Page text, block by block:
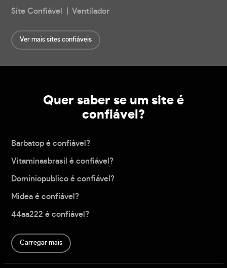
Site Confiável | Ventilador
Ver mais sites confiáveis
Quer saber se um site é
confiável?
Barbatop é confiável?
Vitaminasbrasil é confiável?
Dominiopublico é confiável?
Midea é confiável?
44aa222 é confiável?
Carregar mais